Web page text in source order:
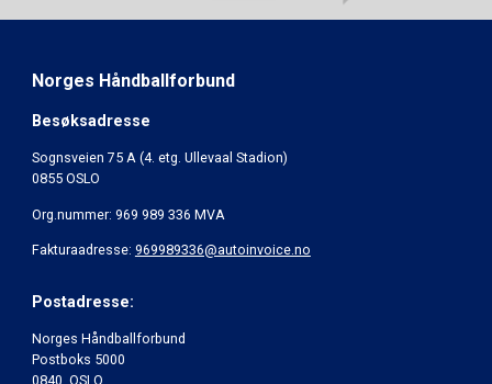
Norges Håndballforbund
Besøksadresse
Sognsveien 75 A (4. etg. Ullevaal Stadion)
0855 OSLO
Org.nummer: 969 989 336 MVA
Fakturaadresse: 969989336@autoinvoice.no
Postadresse:
Norges Håndballforbund
Postboks 5000
0840 OSLO